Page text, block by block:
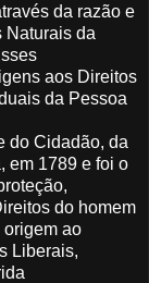
da razão e
Naturais da
aos Direitos
da Pessoa
do Cidadão, da
em 1789 e foi o
do homem
origem ao
Liberais,